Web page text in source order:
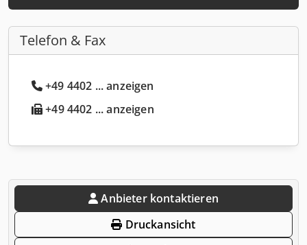
Telefon & Fax
+49 4402 ... anzeigen
+49 4402 ... anzeigen
Anbieter kontaktieren
Druckansicht